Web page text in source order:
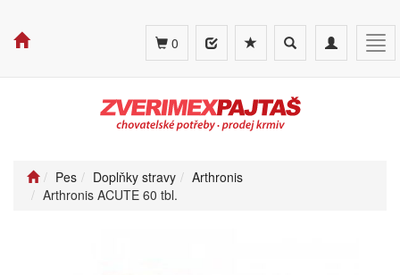
Toggle
navigation
Toggle
search
0
Pes Doplňky stravy
Arthronis
Arthronis ACUTE 60 tbl.